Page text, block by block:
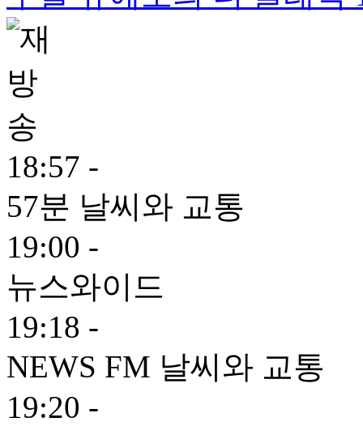
18:57 -
57분 날씨와 교통
19:00 -
뉴스와이드
19:18 -
NEWS FM 날씨와 교통
19:20 -